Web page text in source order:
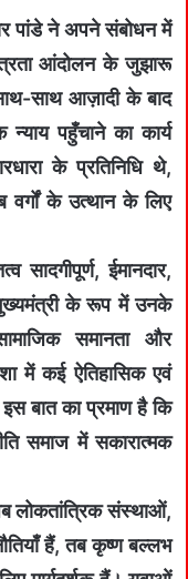
पांडे ने अपने संबोधन में
आंदोलन के जुझारू
साथ आज़ादी के बाद
पहुँचाने का कार्य
के प्रतिनिधि थे,
वर्गों के उत्थान के लिए
सादगीपूर्ण, ईमानदार,
के रूप में उनके
समानता और
में कई ऐतिहासिक एवं
बात का प्रमाण है कि
समाज में सकारात्मक
लोकतांत्रिक संस्थाओं,
हैं, तब कृष्ण बल्लभ